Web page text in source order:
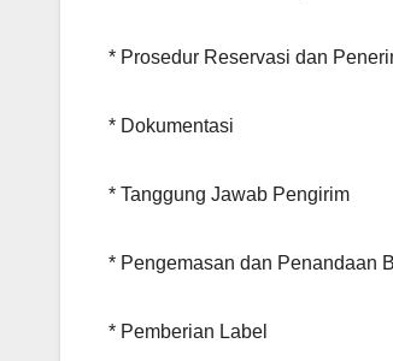
* Prosedur Reservasi dan
* Dokumentasi
* Tanggung Jawab Pengirim
* Pengemasan dan Penandaan
* Pemberian Label